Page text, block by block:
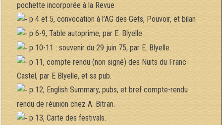
pochette incorporée à la Revue
p 4 et 5, convocation à l’AG des Gets, Pouvoir, et bilan
p 6-9, Table autoprime, par E. Blyelle
p 10-11 : souvenir du 29 juin 75, par E. Blyelle.
p 11, compte rendu (non signé) des Nuits du Franc-
Castel, par E Blyelle, et sa pub.
p 12, English Summary, pubs, et bref compte-rendu
rendu de réunion chez A. Bitran.
p 13, Carte des festivals.